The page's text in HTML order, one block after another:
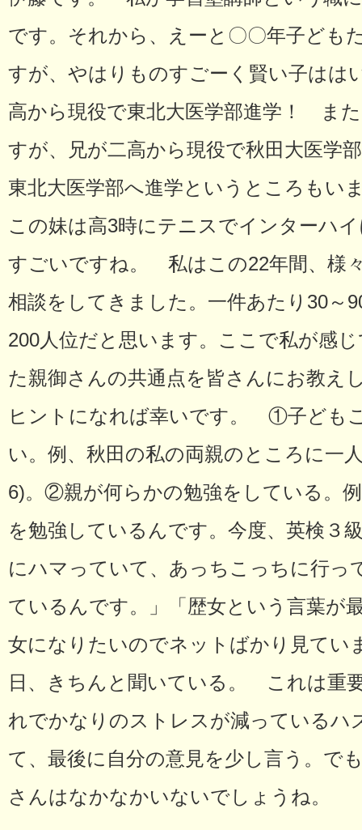
です。それから、えーと〇〇年子ども
すが、やはりものすごーく賢い子はは
高から現役で東北大医学部進学！ ま
すが、兄が二高から現役で秋田大医学
東北大医学部へ進学というところもい
この妹は高3時にテニスでインターハ
すごいですね。 私はこの22年間、様
相談をしてきました。一件あたり30～
200人位だと思います。ここで私が感
た親御さんの共通点を皆さんにお教え
ヒントになれば幸いです。 ①子ども
い。例、秋田の私の両親のところに一
6)。②親が何らかの勉強をしている。
を勉強しているんです。今度、英検３
にハマっていて、あっちこっちに行っ
ているんです。」「歴女という言葉が
女になりたいのでネットばかり見て
日、きちんと聞いている。 これは重
れでかなりのストレスが減っている
て、最後に自分の意見を少し言う。で
さんはなかなかいないでしょうね。